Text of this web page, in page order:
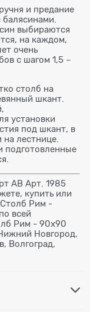
и предание
выбираются
на каждом,
очень
с шагом 1,5 –
столб на
шкант.
установки
под шкант, в
на лестнице.
подготовленные
AB Арт. 1985
купить или
Столб Рим -
всей
Рим - 90х90
Новгород,
Волгоград,